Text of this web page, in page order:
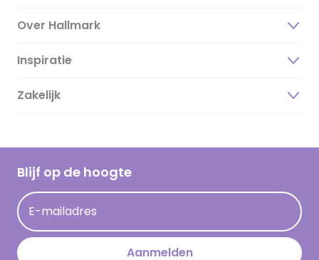
Over Hallmark
Over ons
Duurzaamheid
Hallmark Kaartclub
Acties
Persberichten
Hallmark en Kinderpostzegels
Inspiratie
Magazine
Cadeau inspiratie
Kaartinspiratie
Zakelijk
Blijf op de hoogte
E-mailadres
Aanmelden